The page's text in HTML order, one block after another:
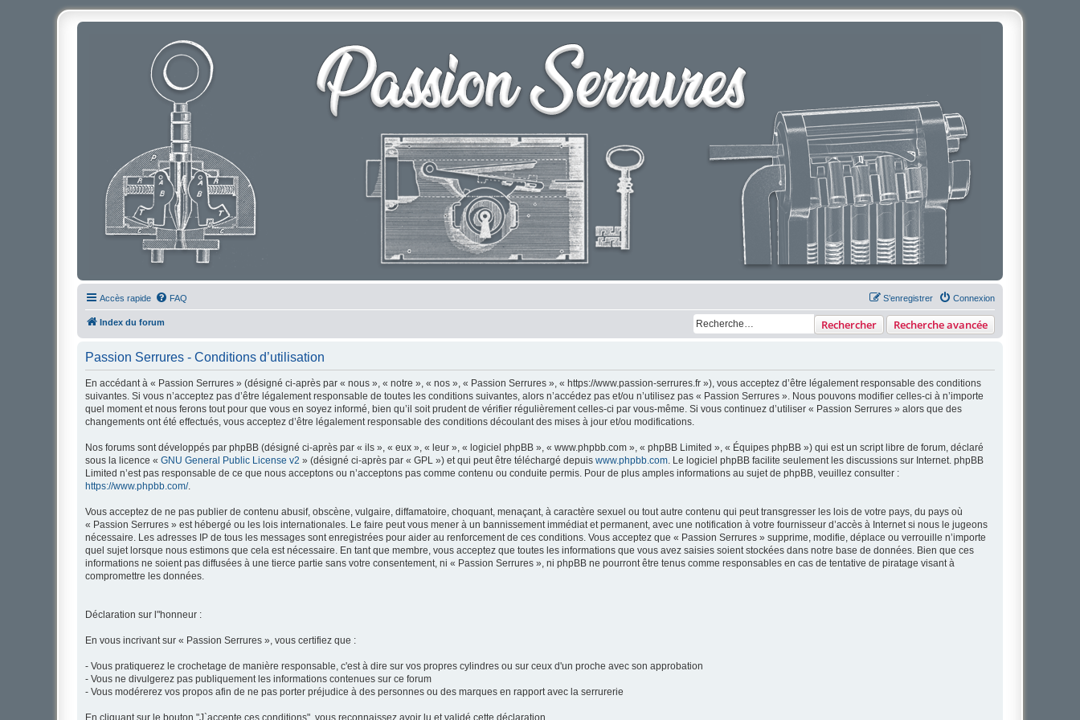
Accès rapide FAQ Connexion
S’enregistrer
Index du forum Rechercher Recherche avancée
Passion Serrures - Conditions d’utilisation
En accédant à « Passion Serrures » (désigné ci-après par « nous », « notre », « nos », « Passion Serrures », « https://www.passion-serrures.fr »), vous acceptez d’être légalement responsable des conditions
suivantes. Si vous n’acceptez pas d’être légalement responsable de toutes les conditions suivantes, alors n’accédez pas et/ou n’utilisez pas « Passion Serrures ». Nous pouvons modifier celles-ci à n’importe
quel moment et nous ferons tout pour que vous en soyez informé, bien qu’il soit prudent de vérifier régulièrement celles-ci par vous-même. Si vous continuez d’utiliser « Passion Serrures » alors que des
changements ont été effectués, vous acceptez d’être légalement responsable des conditions découlant des mises à jour et/ou modifications.
Nos forums sont développés par phpBB (désigné ci-après par « ils », « eux », « leur », « logiciel phpBB », « www.phpbb.com », « phpBB Limited », « Équipes phpBB ») qui est un script libre de forum, déclaré
sous la licence « GNU General Public License v2 » (désigné ci-après par « GPL ») et qui peut être téléchargé depuis www.phpbb.com. Le logiciel phpBB facilite seulement les discussions sur Internet. phpBB
Limited n’est pas responsable de ce que nous acceptons ou n’acceptons pas comme contenu ou conduite permis. Pour de plus amples informations au sujet de phpBB, veuillez consulter :
https://www.phpbb.com/.
Vous acceptez de ne pas publier de contenu abusif, obscène, vulgaire, diffamatoire, choquant, menaçant, à caractère sexuel ou tout autre contenu qui peut transgresser les lois de votre pays, du pays où
« Passion Serrures » est hébergé ou les lois internationales. Le faire peut vous mener à un bannissement immédiat et permanent, avec une notification à votre fournisseur d’accès à Internet si nous le jugeons
nécessaire. Les adresses IP de tous les messages sont enregistrées pour aider au renforcement de ces conditions. Vous acceptez que « Passion Serrures » supprime, modifie, déplace ou verrouille n’importe
quel sujet lorsque nous estimons que cela est nécessaire. En tant que membre, vous acceptez que toutes les informations que vous avez saisies soient stockées dans notre base de données. Bien que ces
informations ne soient pas diffusées à une tierce partie sans votre consentement, ni « Passion Serrures », ni phpBB ne pourront être tenus comme responsables en cas de tentative de piratage visant à
compromettre les données.
Déclaration sur l"honneur :
En vous incrivant sur « Passion Serrures », vous certifiez que :
- Vous pratiquerez le crochetage de manière responsable, c'est à dire sur vos propres cylindres ou sur ceux d'un proche avec son approbation
- Vous ne divulgerez pas publiquement les informations contenues sur ce forum
- Vous modérerez vos propos afin de ne pas porter préjudice à des personnes ou des marques en rapport avec la serrurerie
En cliquant sur le bouton "J`accepte ces conditions", vous reconnaissez avoir lu et validé cette déclaration